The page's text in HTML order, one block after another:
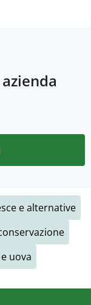
e alternative
uova